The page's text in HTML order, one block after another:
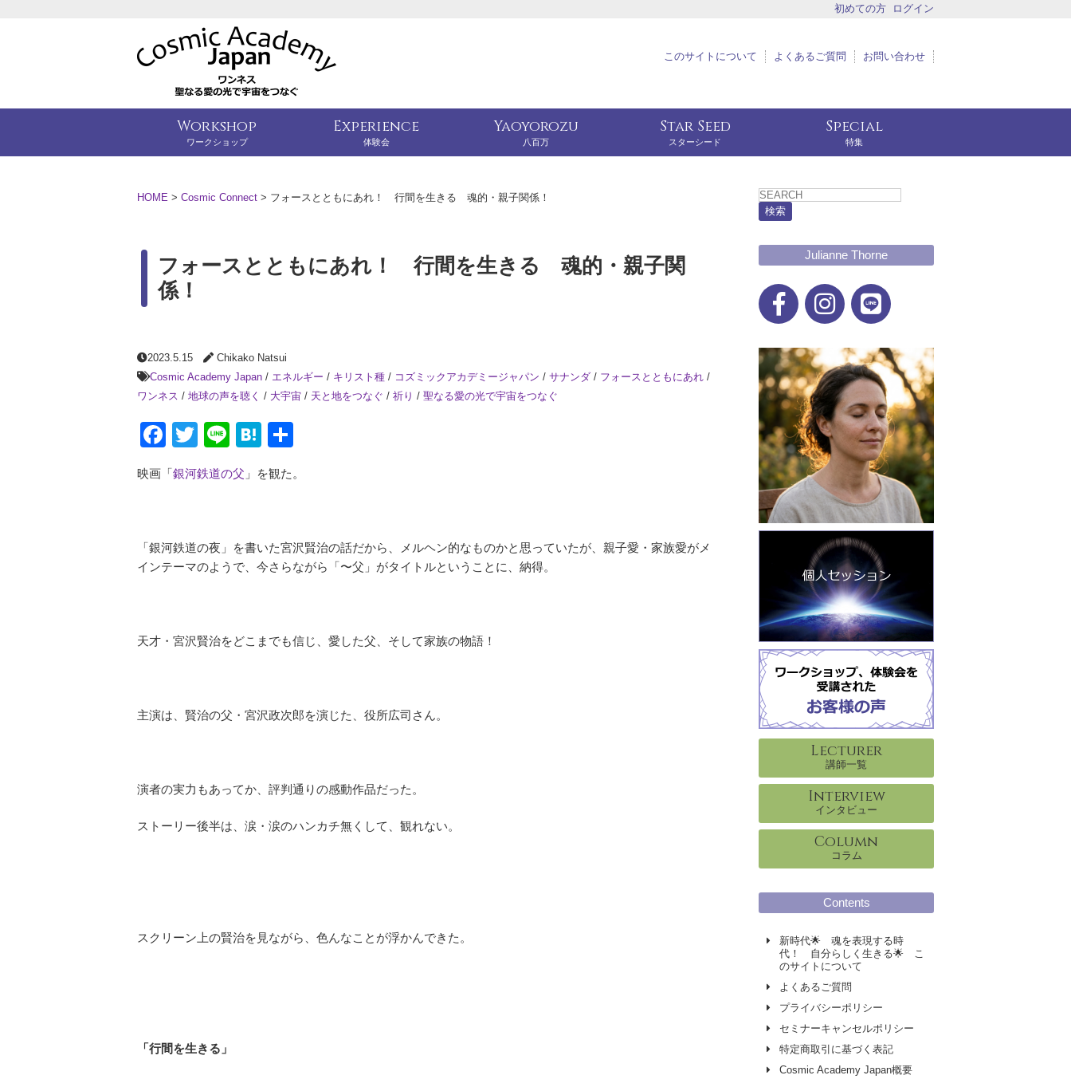
初めての方 ログイン
このサイトについて よくあるご質問 お問い合わせ
Workshop
ワークショップ
Experience
体験会
Yaoyorozu
八百万
Star Seed
スターシード
Special
特集
HOME > Cosmic Connect > フォースとともにあれ！ 行間を生きる 魂的・親子関係！
フォースとともにあれ！ 行間を生きる 魂的・親子関
係！
2023.5.15
Chikako Natsui
Cosmic Academy Japan / エネルギー / キリスト種 / コズミックアカデミージャパン / サナンダ / フォースとともにあれ /
ワンネス / 地球の声を聴く / 大宇宙 / 天と地をつなぐ / 祈り / 聖なる愛の光で宇宙をつなぐ
Facebook
Twitter
LineHatena
映画「銀河鉄道の父 」を観た。
「銀河鉄道の夜」を書いた宮沢賢治の話だから、メルヘン的なものかと思っていたが、親子愛・家族愛がメ
インテーマのようで、今さらながら「〜父」がタイトルということに、納得。
天才・宮沢賢治をどこまでも信じ、愛した父、そして家族の物語！
主演は、賢治の父・宮沢政次郎を演じた、役所広司さん。
演者の実力もあってか、評判通りの感動作品だった。
ストーリー後半は、涙・涙のハンカチ無くして、観れない。
スクリーン上の賢治を見ながら、色んなことが浮かんできた。
「行間を生きる」
検索
Julianne Thorne
Lecturer
講師一覧
Interview
インタビュー
Column
コラム
Contents
新時代🌟 魂を表現する時
代！ 自分らしく生きる🌟 こ
のサイトについて
よくあるご質問
プライバシーポリシー
セミナーキャンセルポリシー
特定商取引に基づく表記
Cosmic Academy Japan概要